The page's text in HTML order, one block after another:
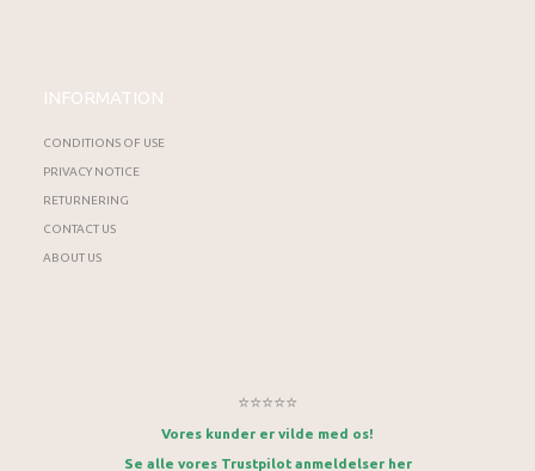
INFORMATION
CONDITIONS OF USE
PRIVACY NOTICE
RETURNERING
CONTACT US
ABOUT US
⭐⭐⭐⭐⭐
Vores kunder er vilde med os!
Se alle vores Trustpilot anmeldelser her